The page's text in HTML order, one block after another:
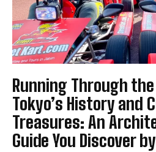
Running Through
Tokyo’s History and
Treasures: An
Guide You Discover